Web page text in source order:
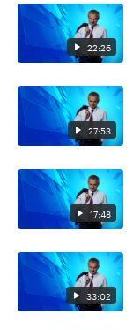
22:26
27:53
17:48
33:02